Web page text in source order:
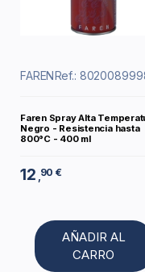
FARENRef.:
Faren Spray Alta
Negro - Resistencia hasta
800°C - 400 ml
12 ,90 €
AÑADIR AL
CARRO